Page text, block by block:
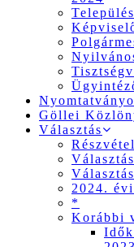
Göllei
Választás
2024.
*
Korábbi